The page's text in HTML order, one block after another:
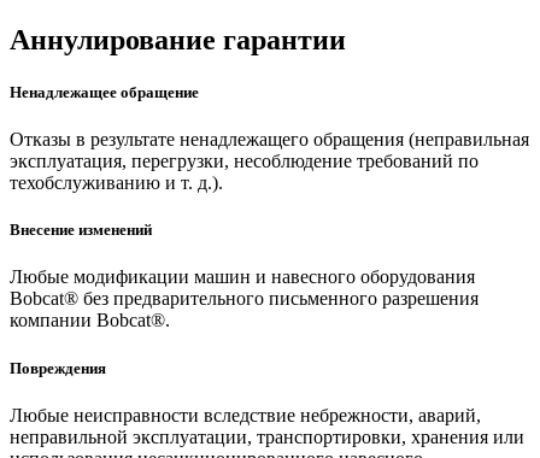
Аннулирование гарантии
Ненадлежащее обращение
Отказы в результате ненадлежащего обращения (неправильная
эксплуатация, перегрузки, несоблюдение требований по
техобслуживанию и т. д.).
Внесение изменений
Любые модификации машин и навесного оборудования
Bobcat® без предварительного письменного разрешения
компании Bobcat®.
Повреждения
Любые неисправности вследствие небрежности, аварий,
неправильной эксплуатации, транспортировки, хранения или